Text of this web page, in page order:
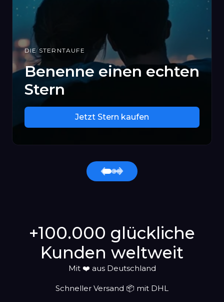
DIE STERNTAUFE
Benenne einen echten
Stern
Jetzt Stern kaufen
+100.000 glückliche
Kunden weltweit
Mit ❤️ aus Deutschland
Schneller Versand 📦 mit DHL